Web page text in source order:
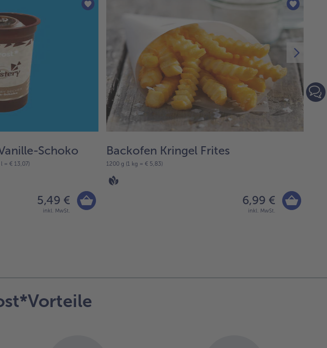
Schoko
= € 13,07)
5,49 €
inkl. MwSt.
Backofen Kringel Frites
1200 g (1 kg = € 5,83)
6,99 €
inkl. MwSt.